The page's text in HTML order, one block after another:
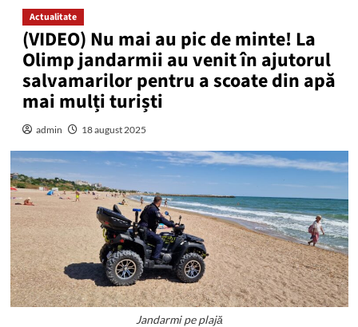
Actualitate
(VIDEO) Nu mai au pic de minte! La
Olimp jandarmii au venit în ajutorul
salvamarilor pentru a scoate din apă
mai mulți turiști
admin 18 august 2025
Jandarmi pe plajă